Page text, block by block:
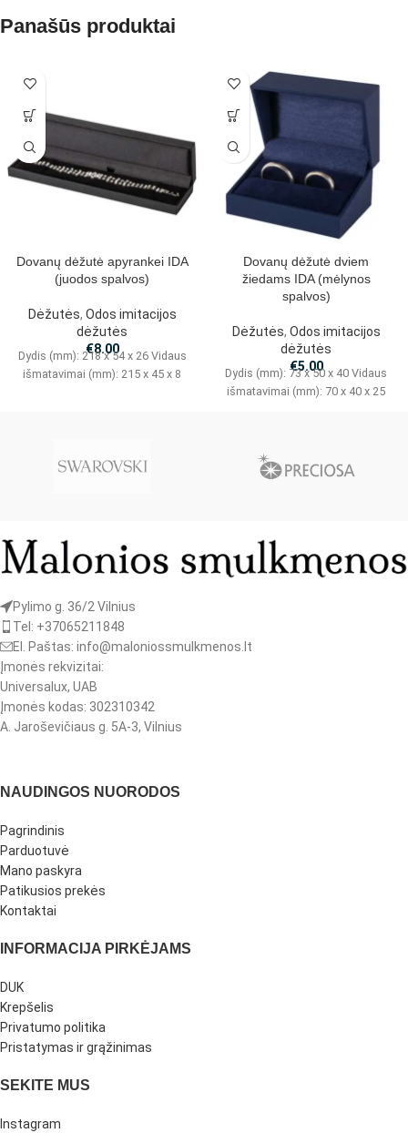
Panašūs produktai
Dovanų dėžutė apyrankei IDA
(juodos spalvos)
Dėžutės, Odos imitacijos
dėžutės
€8.00
Dydis (mm): 218 x 54 x 26 Vidaus
išmatavimai (mm): 215 x 45 x 8
Dovanų dėžutė dviem
žiedams IDA (mėlynos
spalvos)
Dėžutės, Odos imitacijos
dėžutės
€5.00
Dydis (mm): 73 x 50 x 40 Vidaus
išmatavimai (mm): 70 x 40 x 25
Pylimo g. 36/2 Vilnius
Tel: +37065211848
El. Paštas: info@maloniossmulkmenos.lt
Įmonės rekvizitai:
Universalux, UAB
Įmonės kodas: 302310342
A. Jaroševičiaus g. 5A-3, Vilnius
NAUDINGOS NUORODOS
Pagrindinis
Parduotuvė
Mano paskyra
Patikusios prekės
Kontaktai
INFORMACIJA PIRKĖJAMS
DUK
Krepšelis
Privatumo politika
Pristatymas ir grąžinimas
SEKITE MUS
Instagram